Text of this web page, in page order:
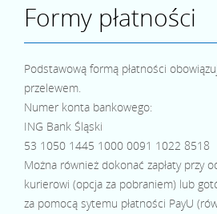
Formy płatności
Podstawową formą płatności
przelewem.
Numer konta bankowego:
ING Bank Śląski
53 1050 1445 1000 0091 1022 8518
Można również dokonać zapłaty przy
kurierowi (opcja za pobraniem) lub
za pomocą sytemu płatności PayU